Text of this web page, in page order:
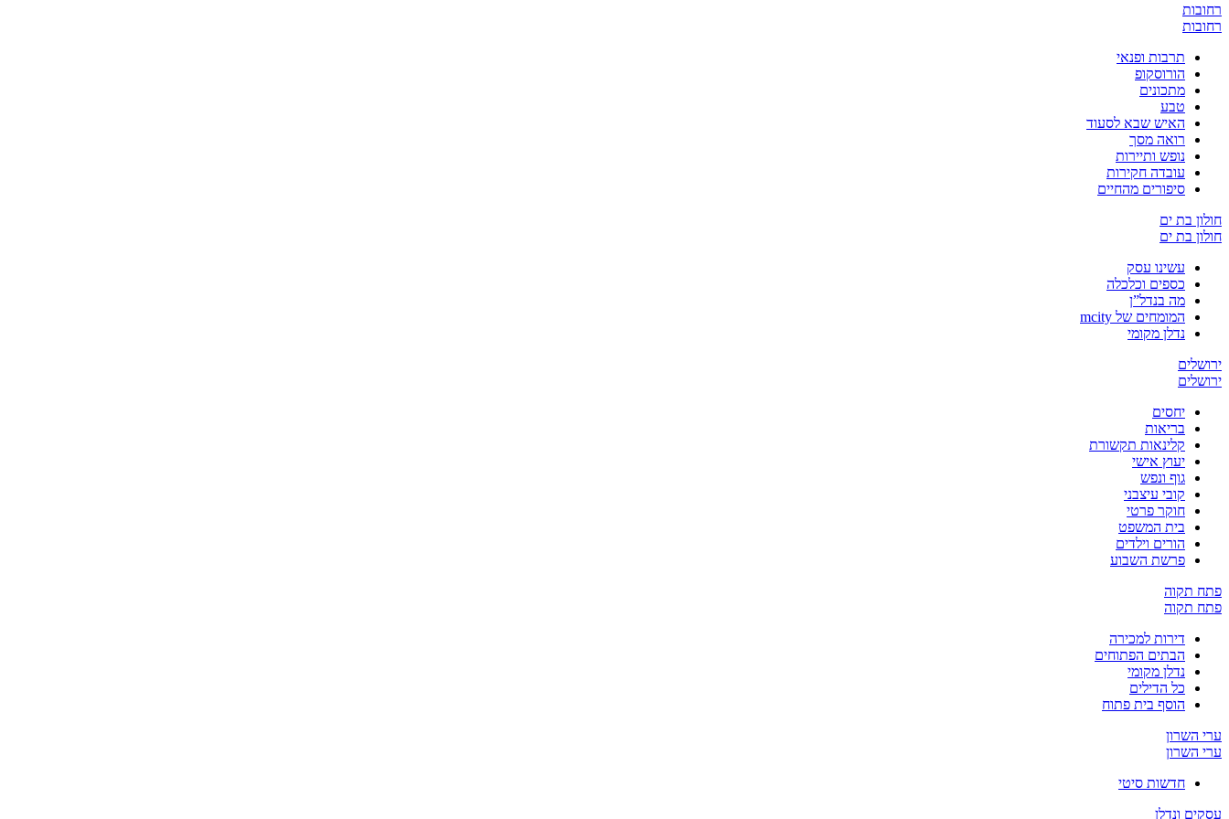
רחובות
רחובות
תרבות ופנאי
הורוסקופ
מתכונים
טבע
האיש שבא לסעוד
רואה מסך
נופש ותיירות
עובדה חקירות
סיפורים מהחיים
חולון בת ים
חולון בת ים
עשינו עסק
כספים וכלכלה
מה בנדל”ן
המומחים של mcity
נדלן מקומי
ירושלים
ירושלים
יחסים
בריאות
קלינאות תקשורת
יעוץ אישי
גוף ונפש
קובי עיצבני
חוקר פרטי
בית המשפט
הורים וילדים
פרשת השבוע
פתח תקוה
פתח תקוה
דירות למכירה
הבתים הפתוחים
נדלן מקומי
כל הדילים
הוסף בית פתוח
ערי השרון
ערי השרון
חדשות סיטי
עסקים ונדלן